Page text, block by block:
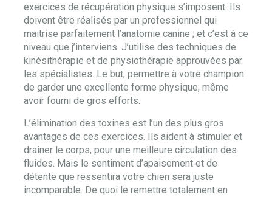
exercices de récupération physique s’imposent. Ils
doivent être réalisés par un professionnel qui
maitrise parfaitement l’anatomie canine ; et c’est à ce
niveau que j’interviens. J’utilise des techniques de
kinésithérapie et de physiothérapie approuvées par
les spécialistes. Le but, permettre à votre champion
de garder une excellente forme physique, même
avoir fourni de gros efforts.
L’élimination des toxines est l’un des plus gros
avantages de ces exercices. Ils aident à stimuler et
drainer le corps, pour une meilleure circulation des
fluides. Mais le sentiment d’apaisement et de
détente que ressentira votre chien sera juste
incomparable. De quoi le remettre totalement en